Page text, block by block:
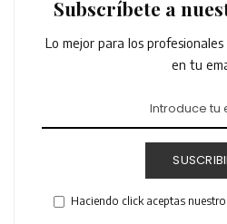
Subscríbete a
Lo mejor para los
en tu
Haciendo click aceptas